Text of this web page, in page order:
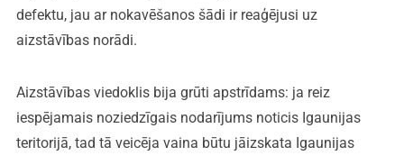
defektu, jau ar nokavēšanos šādi ir reaģējusi uz
aizstāvības norādi.
Aizstāvības viedoklis bija grūti apstrīdams: ja reiz
iespējamais noziedzīgais nodarījums noticis Igaunijas
teritorijā, tad tā veicēja vaina būtu jāizskata Igaunijas